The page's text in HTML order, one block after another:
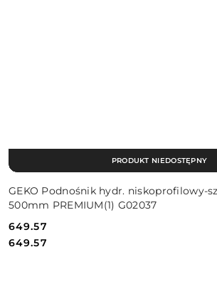
GEKO Podnośnik hydr. niskoprofilowy-
500mm PREMIUM(1) G02037
Cena:
649.57
Cena:
649.57
PRODUKT NIEDOSTĘPNY